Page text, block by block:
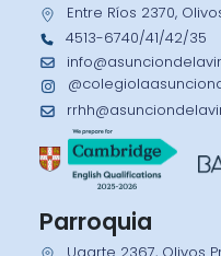
Entre Ríos 2370,
4513-6740/41/42/35
Parroquia